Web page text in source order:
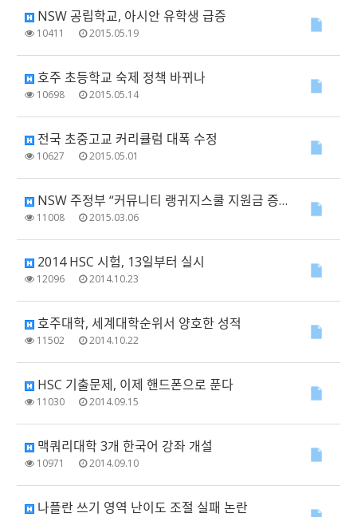
NSW 공립학교, 아시안 유학생 급증
10411 2015.05.19
호주 초등학교 숙제 정책 바뀌나
10698 2015.05.14
전국 초중고교 커리큘럼 대폭 수정
10627 2015.05.01
NSW 주정부 “커뮤니티 랭귀지스쿨 지원금 증액”
11008 2015.03.06
2014 HSC 시험, 13일부터 실시
12096 2014.10.23
호주대학, 세계대학순위서 양호한 성적
11502 2014.10.22
HSC 기출문제, 이제 핸드폰으로 푼다
11030 2014.09.15
맥쿼리대학 3개 한국어 강좌 개설
10971 2014.09.10
나플란 쓰기 영역 난이도 조절 실패 논란